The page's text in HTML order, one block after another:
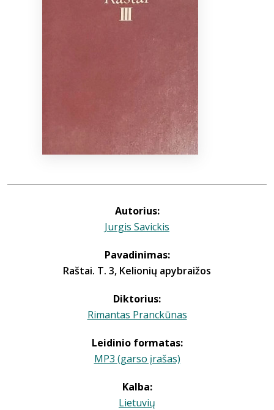
Autorius:
Jurgis Savickis
Pavadinimas:
Raštai. T. 3, Kelionių apybraižos
Diktorius:
Rimantas Pranckūnas
Leidinio formatas:
MP3 (garso įrašas)
Kalba:
Lietuvių